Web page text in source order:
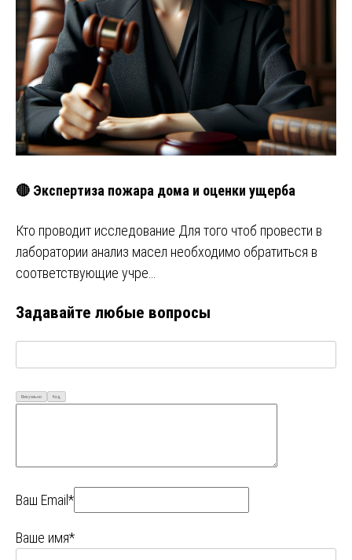
🔴 Экспертиза пожара дома и оценки ущерба
Кто проводит исследование Для того чтоб провести в
лаборатории анализ масел необходимо обратиться в
соответствующие учре…
Задавайте любые вопросы
Визуально Код
Ваш Email*
Ваше имя*